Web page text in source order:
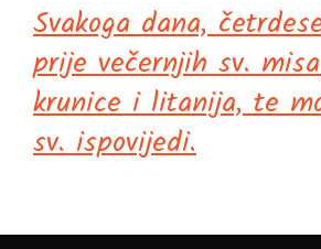
Svakoga dana,
prije večernjih sv.
krunice i litanija, te
sv. ispovijedi.